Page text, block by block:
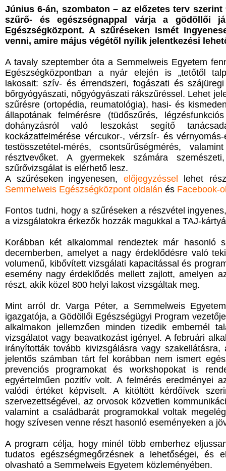
Június 6-án, szombaton – az előzetes terv
szűrő- és egészségnappal várja a gödöllői
Egészségközpont. A szűréseken ismét
venni, amire május végétől nyílik jelentkezési
A tavaly szeptember óta a Semmelweis Egyetem
Egészségközpontban a nyár elején is „tetőtől
lakosait: szív-és érrendszeri, fogászati és
bőrgyógyászati, nőgyógyászati rákszűréssel. Lehet
szűrésre (ortopédia, reumatológia), hasi- és
állapotának felmérésre (tüdőszűrés,
dohányzásról való leszokást segítő
kockázatfelmérése vércukor-, vérzsír- és
testösszetétel-mérés, csontsűrűségmérés,
résztvevőket. A gyermekek számára
szűrővizsgálat is elérhető lesz.
A szűréseken ingyenesen, előjegyzéssel
lehet
Semmelweis Egészségközpont oldalán és Facebook-
Fontos tudni, hogy a szűréseken a részvétel
a vizsgálatokra érkezők hozzák magukkal a TAJ-
Korábban két alkalommal rendeztek már hasonló
decemberben, amelyet a nagy érdeklődésre való
volumenű, kibővített vizsgálati kapacitással és
esemény nagy érdeklődés mellett zajlott, amelyen
részt, akik közel 800 helyi lakost vizsgáltak meg.
Mint arról dr. Varga Péter, a Semmelweis
igazgatója, a Gödöllői Egészségügyi Program
alkalmakon jellemzően minden tizedik embernél
vizsgálatot vagy beavatkozást igényel. A februári
irányították tovább kivizsgálásra vagy
jelentős számban tárt fel korábban nem ismert
prevenciós programokat és workshopokat is
egyértelműen pozitív volt. A felmérés eredményei
valódi értéket képviselt. A kitöltött kérdőívek
szervezettségével, az orvosok közvetlen
valamint a családbarát programokkal voltak
hogy szívesen venne részt hasonló eseményeken a
A program célja, hogy minél több emberhez
tudatos egészségmegőrzésnek a lehetőségei, és
olvasható a Semmelweis Egyetem közleményében.